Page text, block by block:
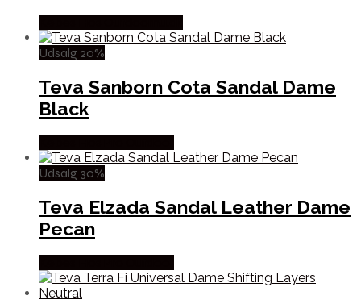
Udsalg 20%
Teva Sanborn Cota Sandal Dame
Black
Udsalg 30%
Teva Elzada Sandal Leather Dame
Pecan